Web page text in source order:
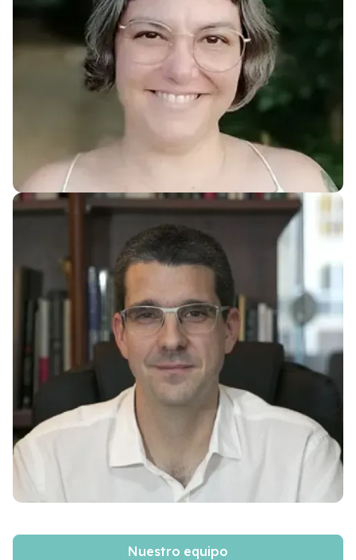
Laia Oliva Pérez
Psicología

Neurología
Nuestro equipo